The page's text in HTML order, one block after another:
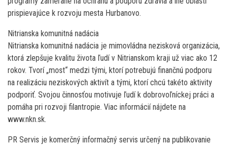
prispievajúce k rozvoju mesta Hurbanovo.
Nitrianska komunitná nadácia
Nitrianska komunitná nadácia je mimovládna nezisková organizácia,
ktorá zlepšuje kvalitu života ľudí v Nitrianskom kraji už viac ako 12
rokov. Tvorí „most“ medzi tými, ktorí potrebujú finančnú podporu
na realizáciu neziskových aktivít a tými, ktorí chcú takéto aktivity
podporiť. Svojou činnosťou motivuje ľudí k dobrovoľníckej práci a
pomáha pri rozvoji filantropie. Viac informácií nájdete na
www.nkn.sk.
PR Servis je komerčný informačný servis určený na publikovanie